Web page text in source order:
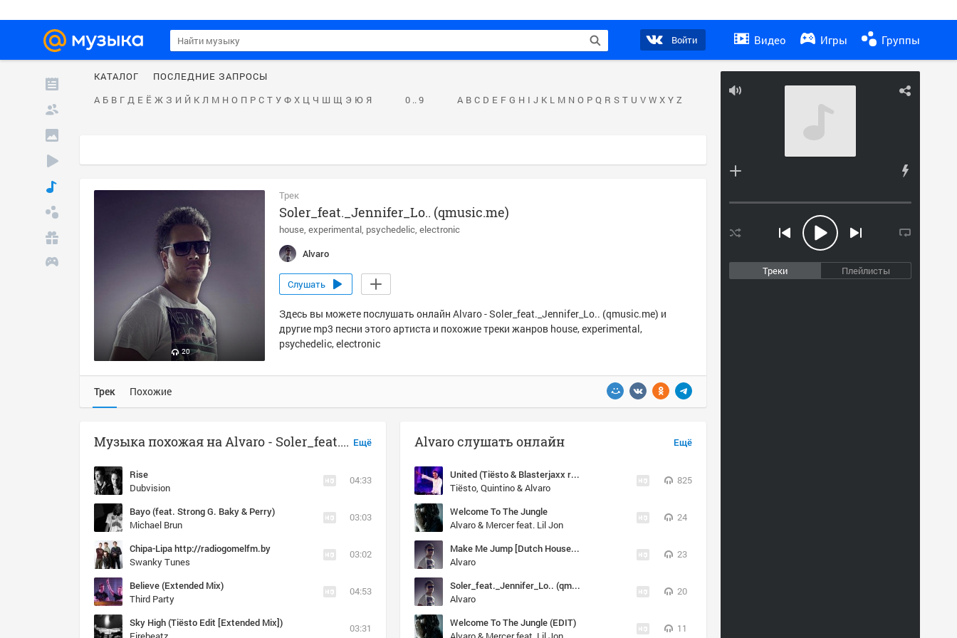
Войти Видео Игры Группы
Треки Плейлисты
КАТАЛОГ
ПОСЛЕДНИЕ ЗАПРОСЫ
А Б В Г Д Е Ё Ж З И Й К Л М Н О П Р С Т У Ф Х Ц Ч Ш Щ Э Ю Я 0 .. 9 A B C D E F G H I J K L M N O P Q R S T U V W X Y Z
20
Трек
Soler_feat._Jennifer_Lo.. (qmusic.me)
house experimental psychedelic electronic
Alvaro
Слушать
Здесь вы можете послушать онлайн Alvaro - Soler_feat._Jennifer_Lo.. (qmusic.me) и
другие mp3 песни этого артиста и похожие треки жанров house, experimental,
psychedelic, electronic
Трек Похожие
Ещё
Музыка похожая на Alvaro - Soler_feat._Jennifer_Lo.. (qmusic.me)
Rise
Dubvision
04:33
Bayo (feat. Strong G. Baky & Perry)
Michael Brun
03:03
Chipa-Lipa http://radiogomelfm.by
Swanky Tunes
03:02
Believe (Extended Mix)
Third Party
04:53
Sky High (Tiësto Edit [Extended Mix])
03:31
Ещё
Alvaro слушать онлайн
United (Tiësto & Blasterjaxx remix)
Tiësto, Quintino & Alvaro
825
Welcome To The Jungle
Alvaro & Mercer feat. Lil Jon
24
Make Me Jump [Dutch House] [2012] [public27380885]
Alvaro
23
Soler_feat._Jennifer_Lo.. (qmusic.me)
Alvaro
20
Welcome To The Jungle (EDIT)
11